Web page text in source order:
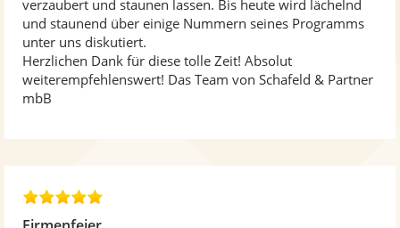
verzaubert und staunen lassen. Bis heute wird lächelnd
und staunend über einige Nummern seines Programms
unter uns diskutiert.
Herzlichen Dank für diese tolle Zeit! Absolut
weiterempfehlenswert! Das Team von Schafeld & Partner
mbB
5